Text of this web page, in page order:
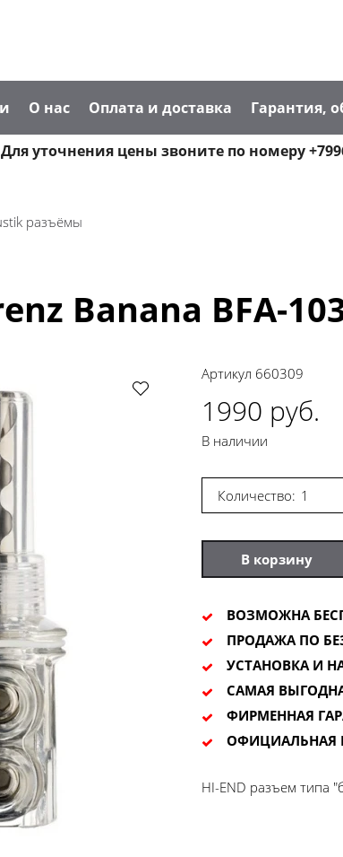
О нас Оплата и доставка Гарантия,
уточнения цены звоните по номеру
разъёмы
Banana BFA-
Артикул 660309
1990 руб.
В наличии
Количество:
В корзину
ВОЗМОЖНА
ПРОДАЖА ПО
УСТАНОВКА И
САМАЯ
ФИРМЕННАЯ
ОФИЦИАЛЬНАЯ
HI-END разъем типа